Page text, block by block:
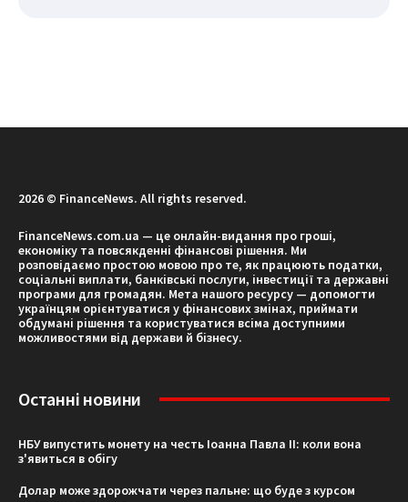
2026 © FinanceNews. All rights reserved.
FinanceNews.com.ua — це онлайн-видання про гроші,
економіку та повсякденні фінансові рішення. Ми
розповідаємо простою мовою про те, як працюють податки,
соціальні виплати, банківські послуги, інвестиції та державні
програми для громадян. Мета нашого ресурсу — допомогти
українцям орієнтуватися у фінансових змінах, приймати
обдумані рішення та користуватися всіма доступними
можливостями від держави й бізнесу.
Останні новини
НБУ випустить монету на честь Іоанна Павла II: коли вона
з'явиться в обігу
Долар може здорожчати через пальне: що буде з курсом